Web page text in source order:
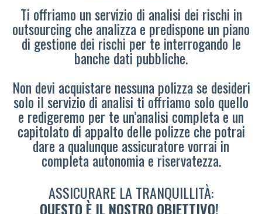
Ti offriamo un servizio di analisi dei rischi in
outsourcing che analizza e predispone un piano
di gestione dei rischi per te interrogando le
banche dati pubbliche.
Non devi acquistare nessuna polizza se desideri
solo il servizio di analisi ti offriamo solo quello
e redigeremo per te un’analisi completa e un
capitolato di appalto delle polizze che potrai
dare a qualunque assicuratore vorrai in
completa autonomia e riservatezza.
ASSICURARE LA TRANQUILLITÀ:
QUESTO È IL NOSTRO OBIETTIVO!